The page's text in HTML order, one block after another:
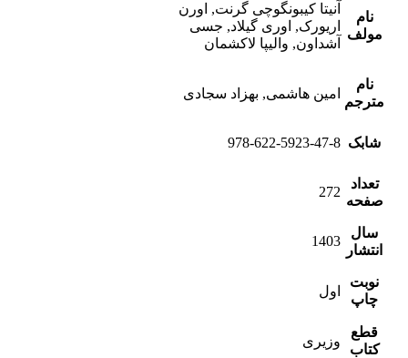
نام
مولف
آنیتا کیبونگوچی گرنت, اورن
اریورک, اوری گیلاد, جسی
آشداون, والیپا لاکشمان
نام
مترجم
امین هاشمی, بهزاد سجادی
شابک 978-622-5923-47-8
تعداد
صفحه
272
سال
انتشار
1403
نوبت
چاپ
اول
قطع
کتاب
وزیری